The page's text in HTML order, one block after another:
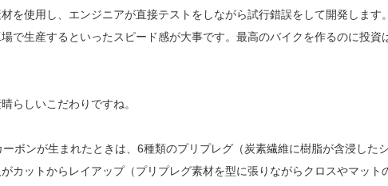
を使用し、エンジニアが直接テストをしながら試行錯誤をして開発します
で生産するといったスピード感が大事です。最高のバイクを作るのに投資
らしいこだわりですね。
ボンが生まれたときは、6種類のプリプレグ（炭素繊維に樹脂が含浸した
カットからレイアップ（プリプレグ素材を型に張りながらクロスやマット